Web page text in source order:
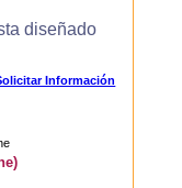
diseñado
Información